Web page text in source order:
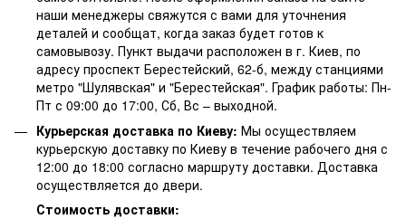
наши менеджеры свяжутся с вами для уточнения
деталей и сообщат, когда заказ будет готов к
самовывозу. Пункт выдачи расположен в г. Киев, по
адресу проспект Берестейский, 62-б, между станциями
метро "Шулявская" и "Берестейская". График работы: Пн-
Пт с 09:00 до 17:00, Сб, Вс – выходной.
Курьерская доставка по Киеву: Мы осуществляем
курьерскую доставку по Киеву в течение рабочего дня с
12:00 до 18:00 согласно маршруту доставки. Доставка
осуществляется до двери.
Стоимость доставки: